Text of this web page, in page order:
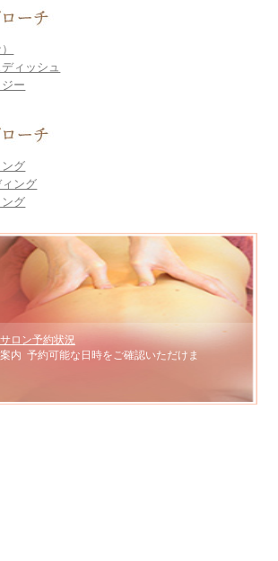
ィッシュ
ー
ング
ング
グ
ロン予約状況
内 予約可能な日時をご確認いただけま